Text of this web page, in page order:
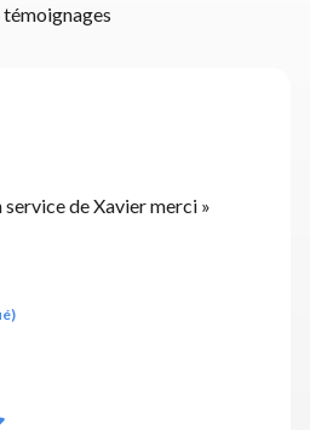
témoignages
de Xavier merci »
)